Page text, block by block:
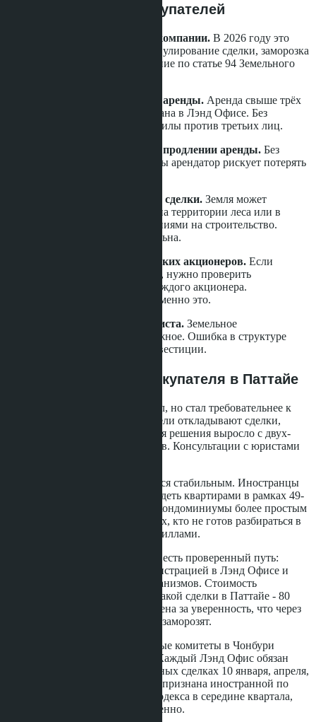
Типичные ошибки покупателей
Использование номинальной компании. В 2026 году это
главный риск. Последствия: аннулирование сделки, заморозка
активов, уголовное преследование по статье 94 Земельного
Нерегистрированный договор аренды. Аренда свыше трёх
лет обязана быть зарегистрирована в Лэнд Офисе. Без
регистрации договор не имеет силы против третьих лиц.
Доверие устным обещаниям о продлении аренды. Без
контрактных механизмов защиты арендатор рискует потерять
Отсутствие проверки чистоты сделки. Земля может
находиться в охраняемой зоне, на территории леса или в
прибрежной полосе с ограничениями на строительство.
Проверка титула Чанот обязательна.
Игнорирование проверки тайских акционеров. Если
выбрана структура с компанией, нужно проверить
финансовую состоятельность каждого акционера.
Проверяющие органы делают именно это.
Покупка без консультации юриста. Земельное
законодательство Таиланда сложное. Ошибка в структуре
владения может стоить всей инвестиции.
Что это значит для покупателя в Паттайе
Рынок вилл в Паттайе не рухнул, но стал требовательнее к
юридической чистоте. Покупатели откладывают сделки,
ожидая ясности. Время принятия решения выросло с двух-
трёх недель до двух-трёх месяцев. Консультации с юристами
Сегмент кондоминиумов остаётся стабильным. Иностранцы
по-прежнему могут законно владеть квартирами в рамках 49-
процентной квоты. Это делает кондоминиумы более простым
и безопасным вложением для тех, кто не готов разбираться в
сложных структурах владения виллами.
Для тех, кто всё же хочет виллу, есть проверенный путь:
защищённая аренда земли с регистрацией в Лэнд Офисе и
полным пакетом защитных механизмов. Стоимость
юридического сопровождения такой сделки в Паттайе - 80
000-150 000 бат. Это разумная цена за уверенность, что через
пять лет вашу собственность не заморозят.
Провинциальные инспекционные комитеты в Чонбури
проводят квартальные отчёты. Каждый Лэнд Офис обязан
подавать данные о подозрительных сделках 10 января, апреля,
июля и октября. Если компания признана иностранной по
статьям 97 или 98 Земельного кодекса в середине квартала,
информация передаётся немедленно.